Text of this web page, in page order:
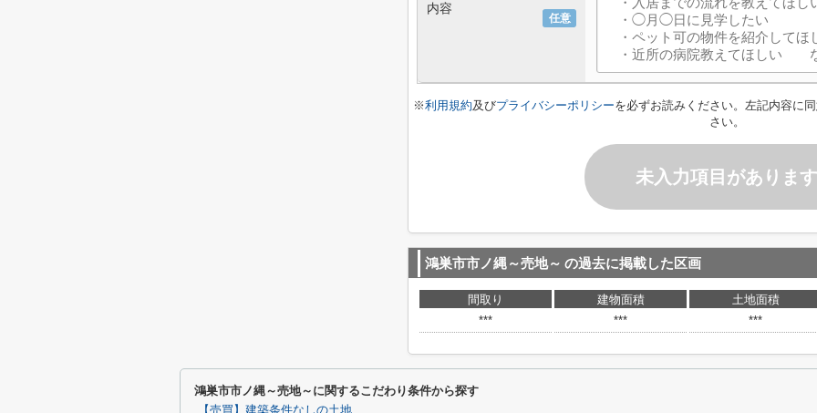
任意
内容
※利用規約及びプライバシーポリシーを必ずお読みください。左記内容に
さい。
未入力項目があります
鴻巣市市ノ縄～売地～ の過去に掲載した区画
間取り 建物面積
土地面積
***
*** ***
鴻巣市市ノ縄～売地～に関するこだわり条件から探す
【売買】建築条件なしの土地